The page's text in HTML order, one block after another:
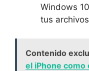
Windows
tus
Contenido
el iPhone como